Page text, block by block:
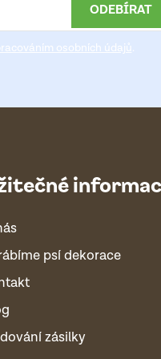
osobních údajů.
ODEBÍRAT
psí dekorace
zásilky